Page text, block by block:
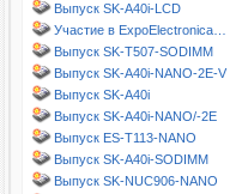
Выпуск SK-A40i-LCD
Участие в ExpoElectronica…
Выпуск SK-T507-SODIMM
Выпуск SK-A40i-NANO-2E-V
Выпуск SK-A40i
Выпуск SK-A40i-NANO/-2E
Выпуск ES-T113-NANO
Выпуск SK-A40i-SODIMM
Выпуск SK-NUC906-NANO